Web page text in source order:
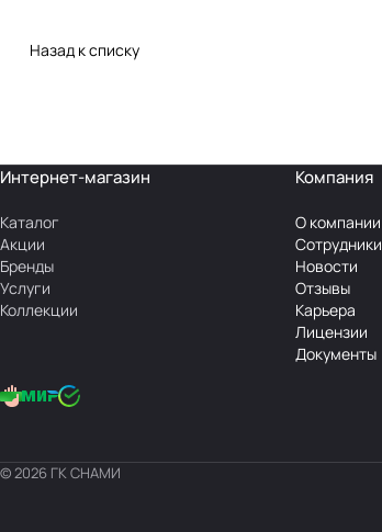
Назад к списку
Интернет-магазин
Каталог
Акции
Бренды
Услуги
Коллекции
Компания
О компании
Сотрудники
Новости
Отзывы
Карьера
Лицензии
Документы
© 2026 ГК СНАМИ